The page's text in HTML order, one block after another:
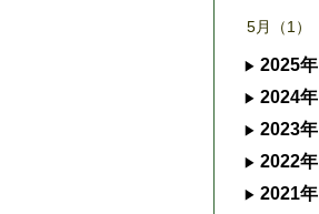
5月（1）
2025年
2024年
2023年
2022年
2021年